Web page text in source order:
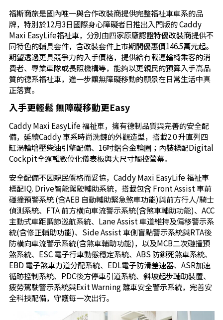
福斯商旅是國內唯一與合作改裝商提供完整福祉車車系的品
牌，特別於12月3日國際身心障礙者日推出入門版的 Caddy
Maxi EasyLife福祉車，分別由四家原廠認證特優改裝商提供不
同特色的輔具套件，含改裝套件上市期間優惠價146.5萬元起。
期望透過更具競爭力的入手價格，提供給有載運輪椅乘客的消
費者、專業車隊或長照機構等，能夠以更親民的預算入手高品
質的德系福祉車，進一步讓無障礙移動的願景在日常生活中真
正落實。
入手更輕鬆 無障礙移動更Easy
Caddy Maxi EasyLife 福祉車，擁有德制品質與完善的安全配
備，延續Caddy 車系時尚洗鍊的外觀造型，搭載2.0 升直列四
缸渦輪增壓柴油引擎配備、16吋鋁合金輪圈；內裝標配Digital
Cockpit全邏輯數位化儀表板與大尺寸觸控螢幕。
安全配備不因親民價格而妥協，Caddy Maxi EasyLife 福祉車
標配IQ. Drive智能駕駛輔助系統，搭載包含 Front Assist 車前
碰撞預警系統 (含AEB 自動輔助緊急煞車功能)與前方行人/騎士
偵測系統、FTA 前方橫向車流警示系統(含煞車輔助功能)、ACC
主動式車距調節巡航系統、Lane Assist 車道維持及偏移警示系
統(含修正輔助功能)、Side Assist 車側盲點警示系統與RTA後
防橫向車流警示系統(含煞車輔助功能)，以及MCB二次碰撞預
煞系統、ESC 電子行車動態穩定系統、ABS 防鎖死煞車系統、
EBD 電子煞車力道分配系統、EDL電子防滑差速器、ASR加速
循跡控制系統、PDC後方停車引道系統、斜坡起步輔助裝置、
疲勞駕駛警示系統與Exit Warning 離車安全警示系統，完善安
全科技配備，守護每一次出行。